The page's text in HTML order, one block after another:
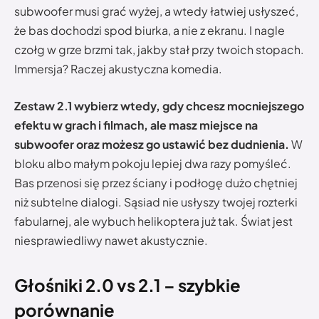
subwoofer musi grać wyżej, a wtedy łatwiej usłyszeć,
że bas dochodzi spod biurka, a nie z ekranu. I nagle
czołg w grze brzmi tak, jakby stał przy twoich stopach.
Immersja? Raczej akustyczna komedia.
Zestaw 2.1 wybierz wtedy, gdy chcesz mocniejszego
efektu w grach i filmach, ale masz miejsce na
subwoofer oraz możesz go ustawić bez dudnienia. W
bloku albo małym pokoju lepiej dwa razy pomyśleć.
Bas przenosi się przez ściany i podłogę dużo chętniej
niż subtelne dialogi. Sąsiad nie usłyszy twojej rozterki
fabularnej, ale wybuch helikoptera już tak. Świat jest
niesprawiedliwy nawet akustycznie.
Głośniki 2.0 vs 2.1 – szybkie
porównanie